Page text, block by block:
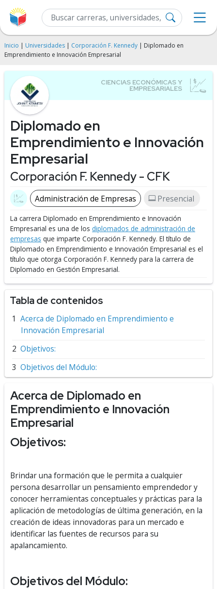
Inicio | Universidades | Corporación F. Kennedy | Diplomado en
Emprendimiento e Innovación Empresarial
Diplomado en
Emprendimiento e Innovación
Empresarial
Corporación F. Kennedy - CFK
Administración de Empresas Presencial
La carrera Diplomado en Emprendimiento e Innovación
Empresarial es una de los diplomados de administración de
empresas que imparte Corporación F. Kennedy. El título de
Diplomado en Emprendimiento e Innovación Empresarial es el
título que otorga Corporación F. Kennedy para la carrera de
Diplomado en Gestión Empresarial.
Tabla de contenidos
Acerca de Diplomado en Emprendimiento e
Innovación Empresarial
Objetivos:
Objetivos del Módulo:
Acerca de Diplomado en
Emprendimiento e Innovación
Empresarial
Objetivos:
Brindar una formación que le permita a cualquier
persona desarrollar un pensamiento emprendedor y
conocer herramientas conceptuales y prácticas para la
aplicación de metodologías de última generación, en la
creación de ideas innovadoras para un mercado e
identificar las fuentes de recursos para su
apalancamiento.
Objetivos del Módulo: